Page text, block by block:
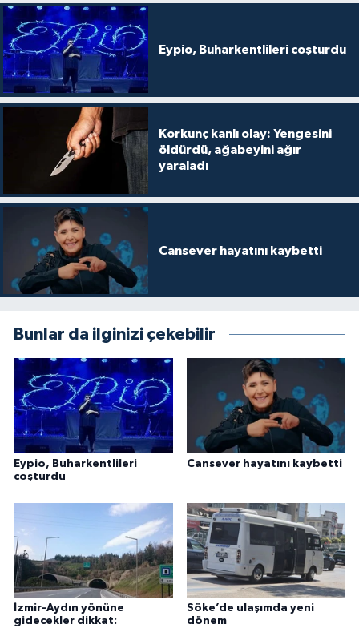
Eypio, Buharkentlileri coşturdu
Korkunç kanlı olay: Yengesini
öldürdü, ağabeyini ağır
yaraladı
Cansever hayatını kaybetti
Bunlar da ilginizi çekebilir
Eypio, Buharkentlileri
coşturdu
Cansever hayatını kaybetti
İzmir-Aydın yönüne
gidecekler dikkat:
Söke’de ulaşımda yeni
dönem